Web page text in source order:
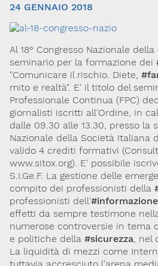
24 GENNAIO 2018
Al 18° Congresso Nazionale della
seminario per la formazione dei
"Comunicare il rischio. Diete,
mito e realtà". E' il titolo del
Professionale Continua (FPC)
giornalisti iscritti all'Ordine, in
dalle 09.30 alle 13.30, presso la
Nazionale della Società Italiana
valido 4 crediti formativi
www.sitox.org). E' possibile
S.I.Ge.F. La gestione delle
compito dei professionisti della
professionisti dell'#informazione
effetti da sempre testimone
numerose controversie in tema
e politiche della #sicurezza, nel
La liquidità di mezzi come
Via Giovanni Pascoli, 3
20129, Milano
C.F. 96330980580
P.I. 06792491000
Codice SDI: M5UXCR1
T. 02-29520311
M. Segreteria@sitox.org
Link utili
La Società
Documenti